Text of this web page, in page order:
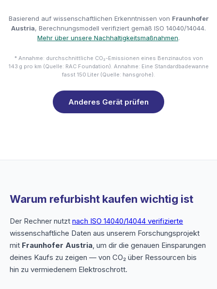
Basierend auf wissenschaftlichen Erkenntnissen von Fraunhofer
Austria, Berechnungsmodell verifiziert gemäß ISO 14040/14044.
Mehr über unsere Nachhaltigkeitsmaßnahmen.
* Annahme: durchschnittliche CO₂-Emissionen eines Benzinautos von
143 g pro km (Quelle: RAC Foundation). Annahme: Eine Standardbadewanne
fasst 150 Liter (Quelle: hansgrohe).
Anderes Gerät prüfen
Warum refurbisht kaufen wichtig ist
Der Rechner nutzt nach ISO 14040/14044 verifizierte
wissenschaftliche Daten aus unserem Forschungsprojekt
mit Fraunhofer Austria, um dir die genauen Einsparungen
deines Kaufs zu zeigen — von CO₂ über Ressourcen bis
hin zu vermiedenem Elektroschrott.